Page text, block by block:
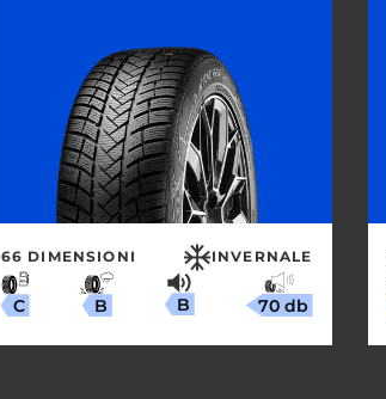
66 DIMENSIONI INVERNALE
C B B 70 db